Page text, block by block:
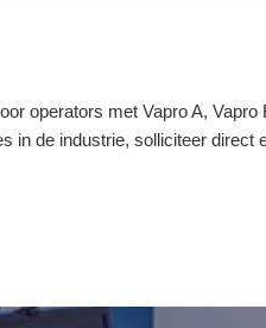
operators met Vapro A, Vapro
in de industrie, solliciteer direct